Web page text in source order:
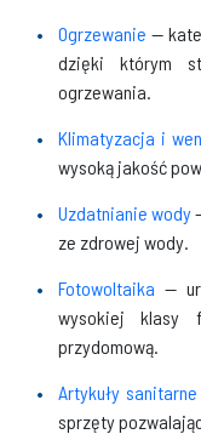
Ogrzewanie —
dzięki którym
ogrzewania.
Klimatyzacja i
wysoką jakość
Uzdatnianie wody
ze zdrowej wody.
Fotowoltaika —
wysokiej klasy
przydomową.
Artykuły sanitarne
sprzęty